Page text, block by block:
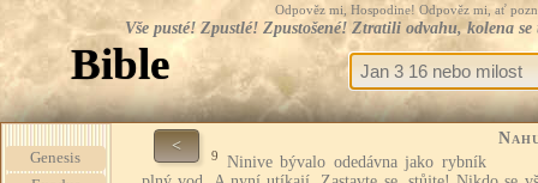
Odpověz mi, Hospodine! Odpověz mi, ať
Vše pusté! Zpustlé! Zpustošené! Ztratili odvahu, kolena
Bible
Genesis
<
9
Ninive bývalo odedávna jako rybník